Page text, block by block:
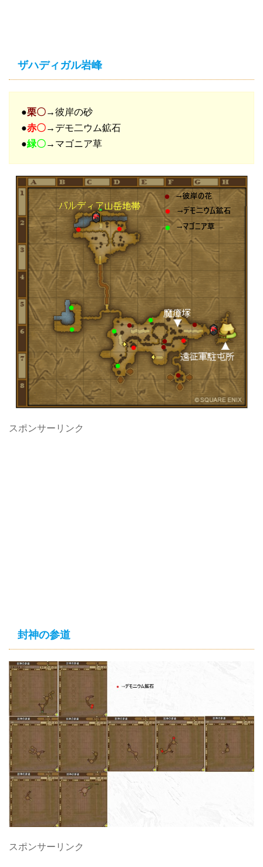
ザハディガル岩峰
●栗〇→彼岸の砂
●赤〇→デモ二ウム鉱石
●緑〇→マゴニア草
スポンサーリンク
封神の参道
スポンサーリンク